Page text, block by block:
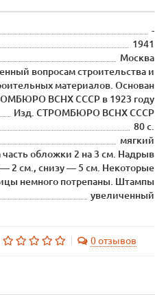
-
1941
Москва
вопросам строительства и
материалов. Основан
ВСНХ СССР в 1923 году
Изд. СТРОМБЮРО ВСНХ СССР
80 с.
мягкий
обложки 2 на 3 см. Надрыв
2 см., снизу — 5 см. Некоторые
немного потрепаны. Штампы
увеличенный
0 отзывов